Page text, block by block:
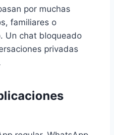
por muchas
familiares o
Un chat bloqueado
privadas